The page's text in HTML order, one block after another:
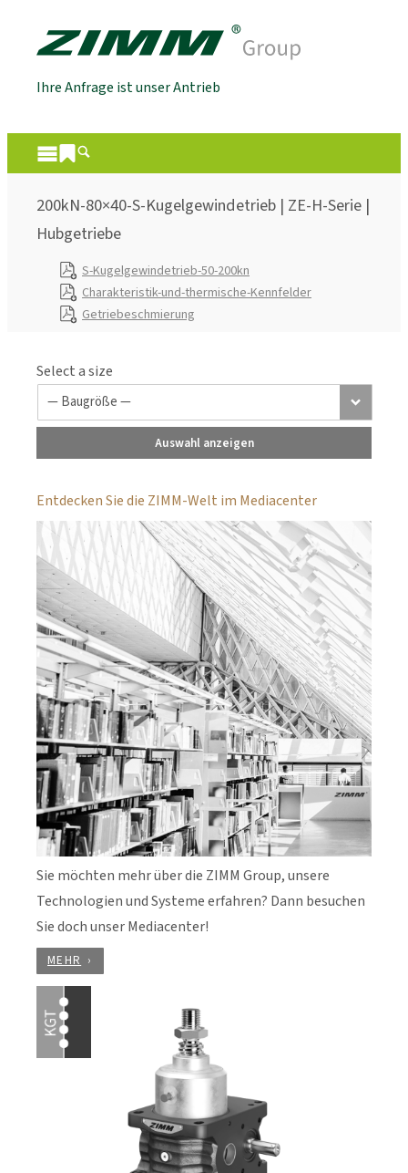
Ihre Anfrage ist unser Antrieb
200kN-80×40-S-Kugelgewindetrieb | ZE-H-Serie |
Hubgetriebe
S-Kugelgewindetrieb-50-200kn
Charakteristik-und-thermische-Kennfelder
Getriebeschmierung
Select a size
Auswahl anzeigen
Entdecken Sie die ZIMM-Welt im Mediacenter
Sie möchten mehr über die ZIMM Group, unsere
Technologien und Systeme erfahren? Dann besuchen
Sie doch unser Mediacenter!
MEHR